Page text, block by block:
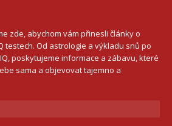
zde, abychom vám přinesli články o
testech. Od astrologie a výkladu snů po
poskytujeme informace a zábavu, které
sama a objevovat tajemno a